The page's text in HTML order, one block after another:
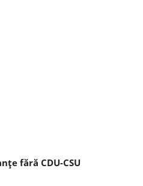
fără CDU-CSU